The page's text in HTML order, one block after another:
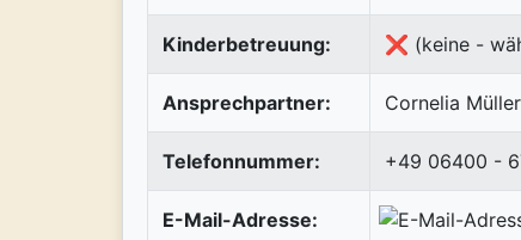
Kinderbetreuung: ❌ (keine -
Ansprechpartner: Cornelia Müller
Telefonnummer: +49 06400 -
E-Mail-Adresse: